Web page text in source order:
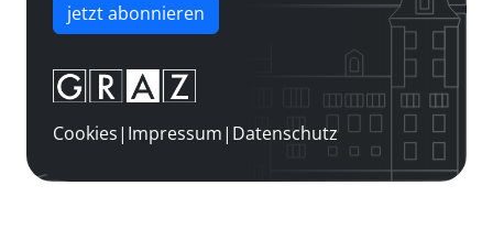
jetzt abonnieren
Cookies| Impressum| Datenschutz